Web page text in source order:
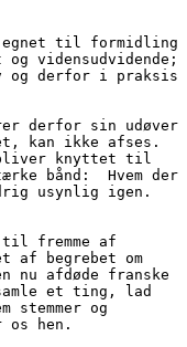
egnet til formidling
vidensudvidende;
derfor i praksis
derfor sin udøver
kan ikke afses.
bliver knyttet til
bånd:  Hvem der
usynlig igen.
til fremme af
af begrebet om
nu afdøde franske
et ting, lad
stemmer og
os hen.